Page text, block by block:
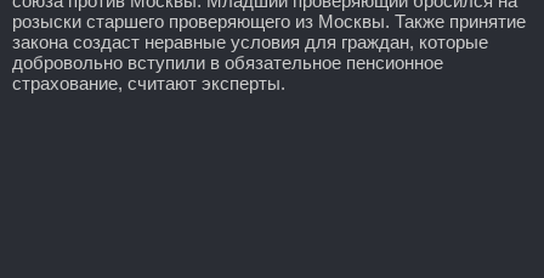
розыски старшего проверяющего из Москвы. Также принятие
закона создаст неравные условия для граждан, которые
добровольно вступили в обязательное пенсионное
страхование, считают эксперты.